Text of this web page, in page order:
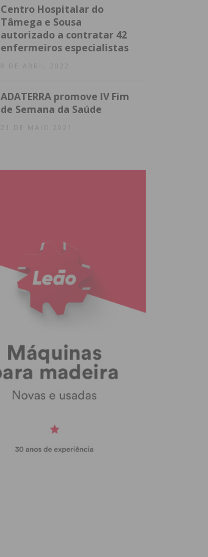
Centro Hospitalar do
Tâmega e Sousa
autorizado a contratar 42
enfermeiros especialistas
8 DE ABRIL 2022
ADATERRA promove IV Fim
de Semana da Saúde
21 DE MAIO 2021